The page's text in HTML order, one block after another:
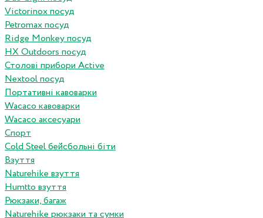
Victorinox посуд
Petromax посуд
Ridge Monkey посуд
HX Outdoors посуд
Столові прибори Active
Nextool посуд
Портативні кавоварки
Wacaco кавоварки
Wacaco аксесуари
Спорт
Cold Steel бейсбольні біти
Взуття
Naturehike взуття
Humtto взуття
Рюкзаки, багаж
Naturehike рюкзаки та сумки